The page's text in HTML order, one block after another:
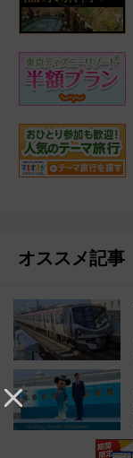
オススメ記事